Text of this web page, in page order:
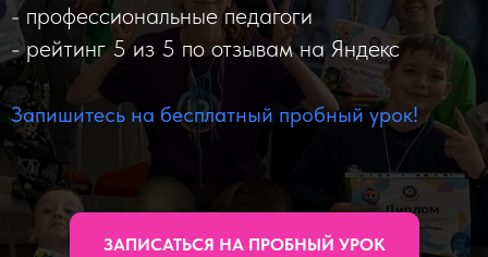
- профессиональные педагоги
- рейтинг 5 из 5 по отзывам на Яндекс
Запишитесь на бесплатный пробный урок!
ЗАПИСАТЬСЯ НА ПРОБНЫЙ УРОК